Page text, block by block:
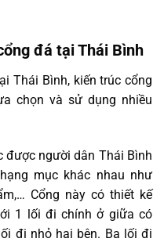
đá tại Thái Bình
Thái Bình, kiến trúc cổng
chọn và sử dụng nhiều
được người dân Thái Bình
mục khác nhau như
Cổng này có thiết kế
1 lối đi chính ở giữa có
đi nhỏ hai bên. Ba lối đi